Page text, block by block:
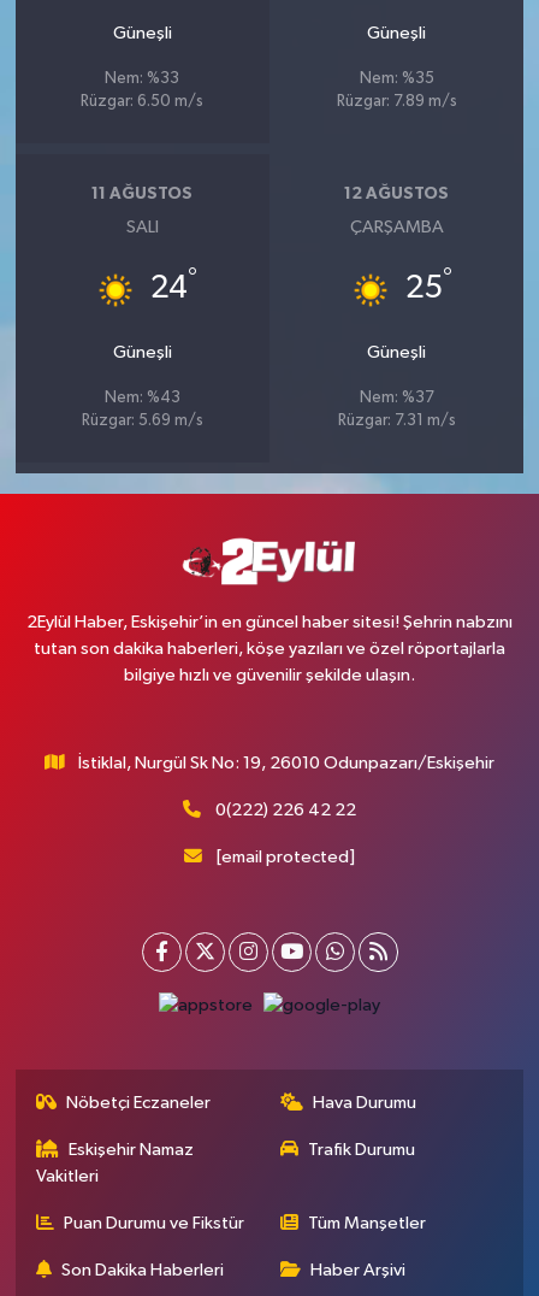
Güneşli
Nem: %33
Rüzgar: 6.50 m/s
Güneşli
Nem: %35
Rüzgar: 7.89 m/s
11 AĞUSTOS
SALI
24°
Güneşli
Nem: %43
Rüzgar: 5.69 m/s
12 AĞUSTOS
ÇARŞAMBA
25°
Güneşli
Nem: %37
Rüzgar: 7.31 m/s
2Eylül Haber, Eskişehir’in en güncel haber sitesi! Şehrin nabzını
tutan son dakika haberleri, köşe yazıları ve özel röportajlarla
bilgiye hızlı ve güvenilir şekilde ulaşın.
İstiklal, Nurgül Sk No: 19, 26010 Odunpazarı/Eskişehir
0(222) 226 42 22
[email protected]
Nöbetçi Eczaneler Hava Durumu
Eskişehir Namaz
Vakitleri
Trafik Durumu
Puan Durumu ve Fikstür Tüm Manşetler
Son Dakika Haberleri Haber Arşivi